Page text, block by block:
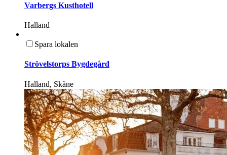
Varbergs Kusthotell
Halland
Spara lokalen
Strövelstorps Bygdegård
Halland, Skåne